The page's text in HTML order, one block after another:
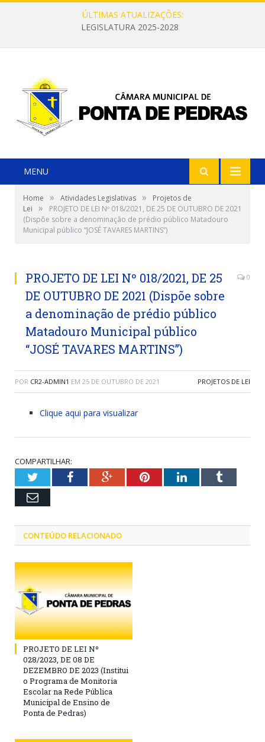
ÚLTIMAS ATUALIZAÇÕES:
LEGISLATURA 2025-2028
MENU
Home » Atividades Legislativas »
Projetos de
Lei
»
PROJETO DE LEI Nº 018/2021, DE 25 DE OUTUBRO DE 2021
(Dispõe sobre a denominação de prédio público Matadouro
Municipal público “JOSÉ TAVARES MARTINS”)
PROJETO DE LEI Nº 018/2021, DE 25
DE OUTUBRO DE 2021 (Dispõe sobre
a denominação de prédio público
Matadouro Municipal público
“JOSÉ TAVARES MARTINS”)
0
POR CR2-ADMIN1 EM 25 DE OUTUBRO DE 2021 PROJETOS DE LEI
Clique aqui para visualizar
COMPARTILHAR:
TwitterFacebookGoogle+PinterestLinkedInTumblr
Email
CONTEÚDO RELACIONADO
PROJETO DE LEI Nº
028/2023, DE 08 DE
DEZEMBRO DE 2023 (Institui
o Programa de Monitoria
Escolar na Rede Pública
Municipal de Ensino de
Ponta de Pedras)